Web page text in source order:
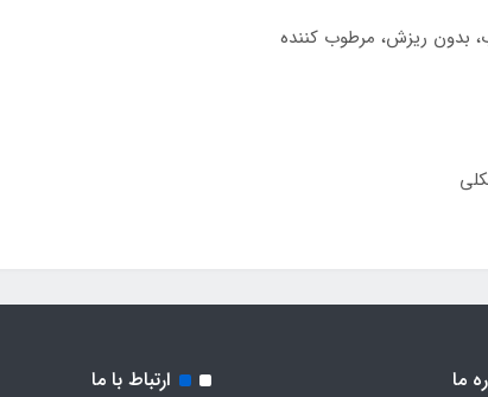
بدون ریزش، مرطوب کننده
ما ارتباط با ما